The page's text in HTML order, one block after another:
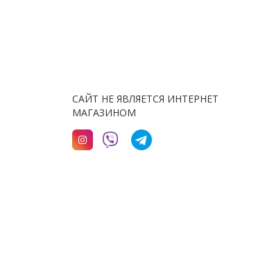
САЙТ НЕ ЯВЛЯЕТСЯ ИНТЕРНЕТ
МАГАЗИНОМ